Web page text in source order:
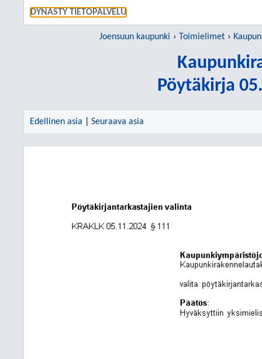
DYNASTY TIETOPALVELU
Joensuun kaupunki Toimielimet
Pöytäkirja
Edellinen asia Seuraava asia